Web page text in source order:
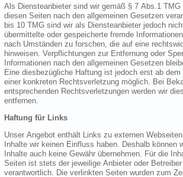
Als Diensteanbieter sind wir gemäß § 7 Abs.1 TMG für eigene
diesen Seiten nach den allgemeinen Gesetzen
bis 10 TMG sind wir als Diensteanbieter jedoch nicht
übermittelte oder gespeicherte fremde Informationen zu überwachen
nach Umständen zu forschen, die auf eine rechtswidrige
hinweisen. Verpflichtungen zur Entfernung oder Sperrung der
Informationen nach den allgemeinen Gesetzen bleiben
Eine diesbezügliche Haftung ist jedoch erst ab dem Zeitpunkt der Kenntnis
einer konkreten Rechtsverletzung möglich. Bei Bekanntwerden von
entsprechenden Rechtsverletzungen werden wir diese
entfernen.
Haftung für Links
Unser Angebot enthält Links zu externen
Inhalte wir keinen Einfluss haben. Deshalb können wir für
Inhalte auch keine Gewähr übernehmen. Für die Inhalte der
Seiten ist stets der jeweilige Anbieter oder Betreiber der
verantwortlich. Die verlinkten Seiten wurden zum